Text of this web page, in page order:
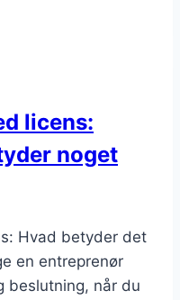
licens:
noget
Hvad betyder det
en entreprenør
beslutning, når du